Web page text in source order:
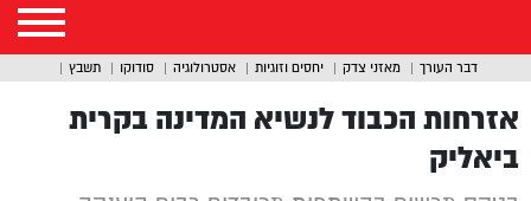
דבר העורך מאזני צדק יחסים וזוגיות אסטרולוגיה סודוקו תשבץ
אזרחות הכבוד לנשיא המדינה בקרית
ביאליק